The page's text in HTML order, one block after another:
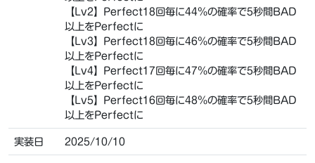
【Lv2】Perfect18回毎に44％の確率で5秒間BAD
以上をPerfectに
【Lv3】Perfect18回毎に46％の確率で5秒間BAD
以上をPerfectに
【Lv4】Perfect17回毎に47％の確率で5秒間BAD
以上をPerfectに
【Lv5】Perfect16回毎に48％の確率で5秒間BAD
以上をPerfectに
実装日 2025/10/10